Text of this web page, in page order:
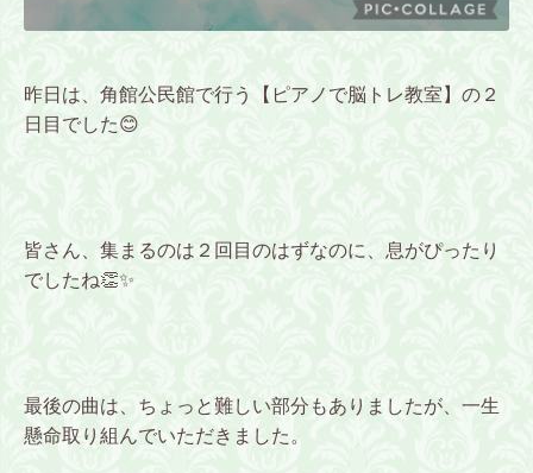
昨日は、角館公民館で行う【ピアノで脳トレ教室】の２
日目でした😊
皆さん、集まるのは２回目のはずなのに、息がぴったり
でしたね👏✨
最後の曲は、ちょっと難しい部分もありましたが、一生
懸命取り組んでいただきました。